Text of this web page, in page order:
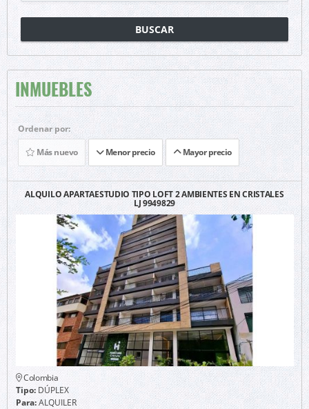
BUSCAR
INMUEBLES
Ordenar por:
Más nuevo
Menor precio Mayor precio
ALQUILO APARTAESTUDIO TIPO LOFT 2 AMBIENTES EN CRISTALES
LJ 9949829
Colombia
Tipo:DÚPLEX
Para:ALQUILER